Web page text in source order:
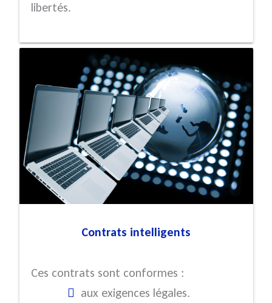
libertés.
Contrats intelligents
Ces contrats sont conformes :
aux exigences légales.